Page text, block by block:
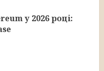
у 2026 році: